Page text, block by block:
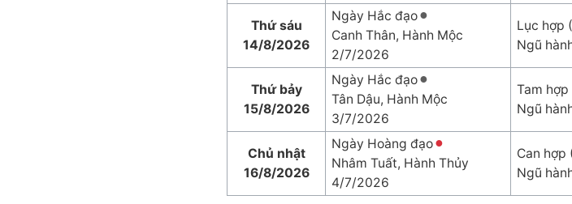
Thứ sáu
14/8/2026
Ngày Hắc đạo
Canh Thân, Hành Mộc
2/7/2026
Lục hợp
Ngũ
Thứ bảy
15/8/2026
Ngày Hắc đạo
Tân Dậu, Hành Mộc
3/7/2026
Tam
Ngũ
Chủ nhật
16/8/2026
Ngày Hoàng đạo
Nhâm Tuất, Hành Thủy
4/7/2026
Can hợp
Ngũ